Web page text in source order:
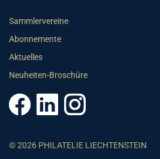
Sammlervereine
Abonnemente
Aktuelles
Neuheiten-Broschüre
© 2026 PHILATELIE LIECHTENSTEIN